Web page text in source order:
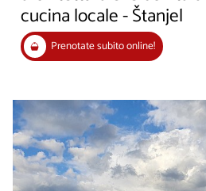
cucina locale - Štanjel
Prenotate subito online!